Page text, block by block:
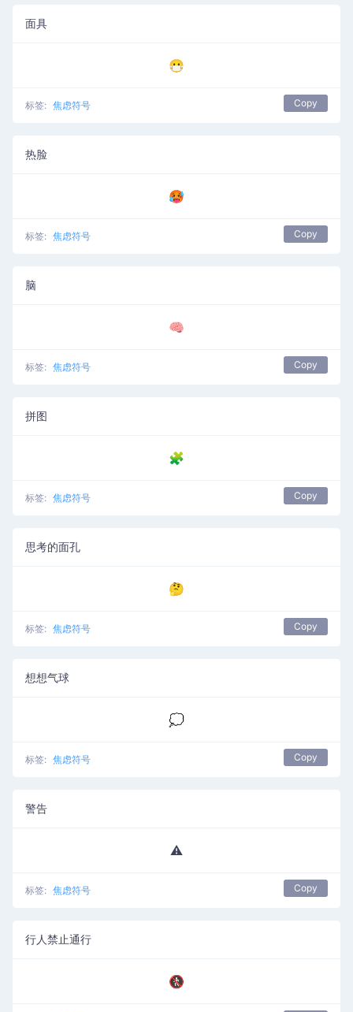
面具
😷
标签: 焦虑符号 Copy
热脸
🥵
标签: 焦虑符号 Copy
脑
🧠
标签: 焦虑符号 Copy
拼图
🧩
标签: 焦虑符号 Copy
思考的面孔
🤔
标签: 焦虑符号 Copy
想想气球
💭
标签: 焦虑符号 Copy
警告
⚠️
标签: 焦虑符号 Copy
行人禁止通行
🚷